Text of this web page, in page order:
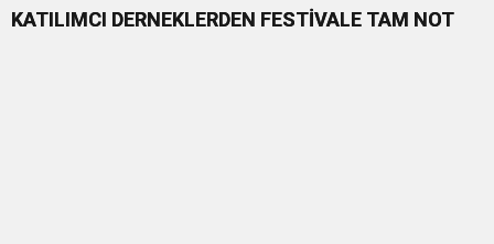
KATILIMCI DERNEKLERDEN FESTİVALE TAM NOT